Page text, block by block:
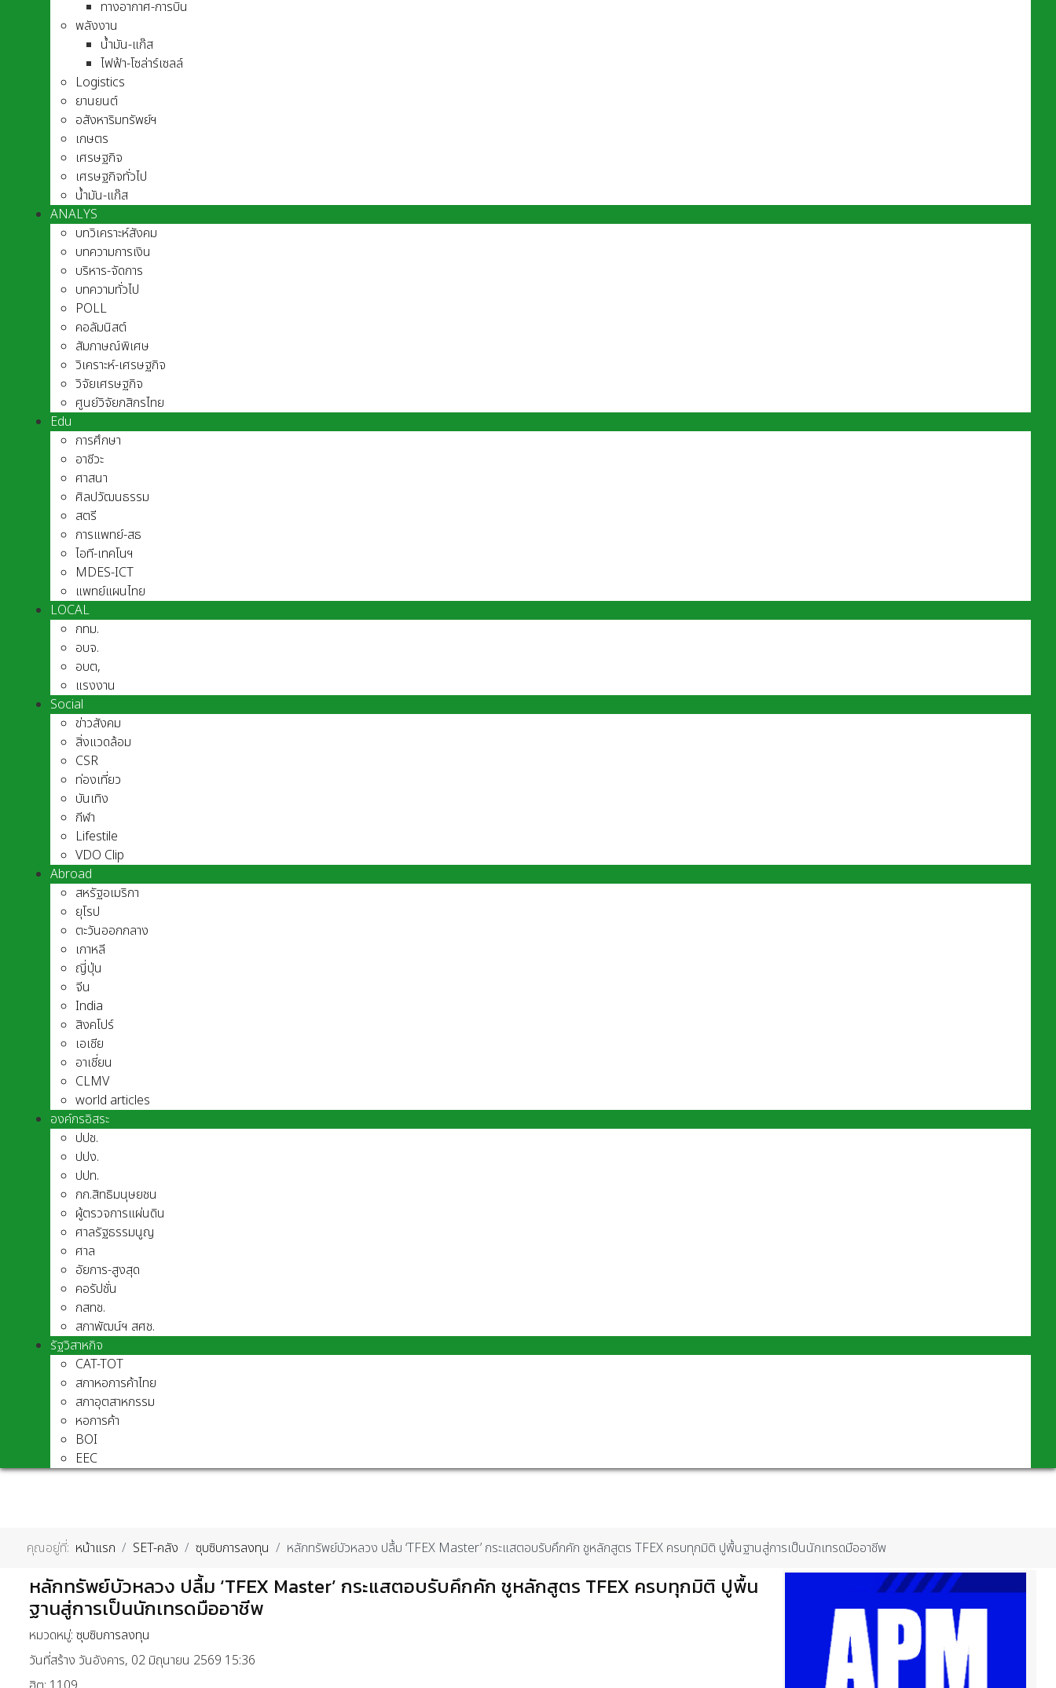
ทางอากาศ-การบิน
พลังงาน
น้ำมัน-แก๊ส
ไฟฟ้า-โซล่าร์เซลล์
Logistics
ยานยนต์
อสังหาริมทรัพย์ฯ
เกษตร
เศรษฐกิจ
เศรษฐกิจทั่วไป
น้ำมัน-แก๊ส
ANALYS
บทวิเคราะห์สังคม
บทความการเงิน
บริหาร-จัดการ
บทความทั่วไป
POLL
คอลัมนิสต์
สัมภาษณ์พิเศษ
วิเคราะห์-เศรษฐกิจ
วิจัยเศรษฐกิจ
ศูนย์วิจัยกสิกรไทย
Edu
การศึกษา
อาชีวะ
ศาสนา
ศิลปวัฒนธรรม
สตรี
การแพทย์-สธ
ไอที-เทคโนฯ
MDES-ICT
แพทย์แผนไทย
LOCAL
กทม.
อบจ.
อบต,
แรงงาน
Social
ข่าวสังคม
สิ่งแวดล้อม
CSR
ท่องเที่ยว
บันเทิง
กีฬา
Lifestile
VDO Clip
Abroad
สหรัฐอเมริกา
ยุโรป
ตะวันออกกลาง
เกาหลี
ญี่ปุ่น
จีน
India
สิงคโปร์
เอเชีย
อาเชี่ยน
CLMV
world articles
องค์กรอิสระ
ปปช.
ปปง.
ปปท.
กก.สิทธิมนุษยชน
ผู้ตรวจการแผ่นดิน
ศาลรัฐธรรมนูญ
ศาล
อัยการ-สูงสุด
คอรัปชั่น
กสทช.
สภาพัฒน์ฯ สศช.
รัฐวิสาหกิจ
CAT-TOT
สภาหอการค้าไทย
สภาอุตสาหกรรม
หอการค้า
BOI
EEC
คุณอยู่ที่: หน้าแรก SET-คลัง ซุบซิบการลงทุน หลักทรัพย์บัวหลวง ปลื้ม ‘TFEX Master’ กระแสตอบรับคึกคัก ชูหลักสูตร TFEX ครบทุกมิติ ปูพื้นฐานสู่การเป็นนักเทรดมืออาชีพ
หลักทรัพย์บัวหลวง ปลื้ม ‘TFEX Master’ กระแสตอบรับคึกคัก ชูหลักสูตร TFEX ครบทุกมิติ ปูพื้น
ฐานสู่การเป็นนักเทรดมืออาชีพ
หมวดหมู่: ซุบซิบการลงทุน
วันที่สร้าง วันอังคาร, 02 มิถุนายน 2569 15:36